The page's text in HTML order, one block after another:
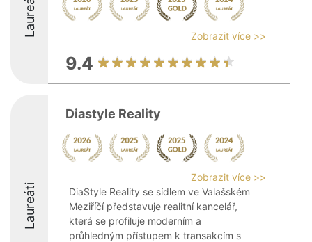
Laureáti Zobrazit více >>
9.4
Laureáti
Diastyle Reality
Zobrazit více >>
DiaStyle Reality se sídlem ve Valašském
Meziříčí představuje realitní kancelář,
která se profiluje moderním a
průhledným přístupem k transakcím s